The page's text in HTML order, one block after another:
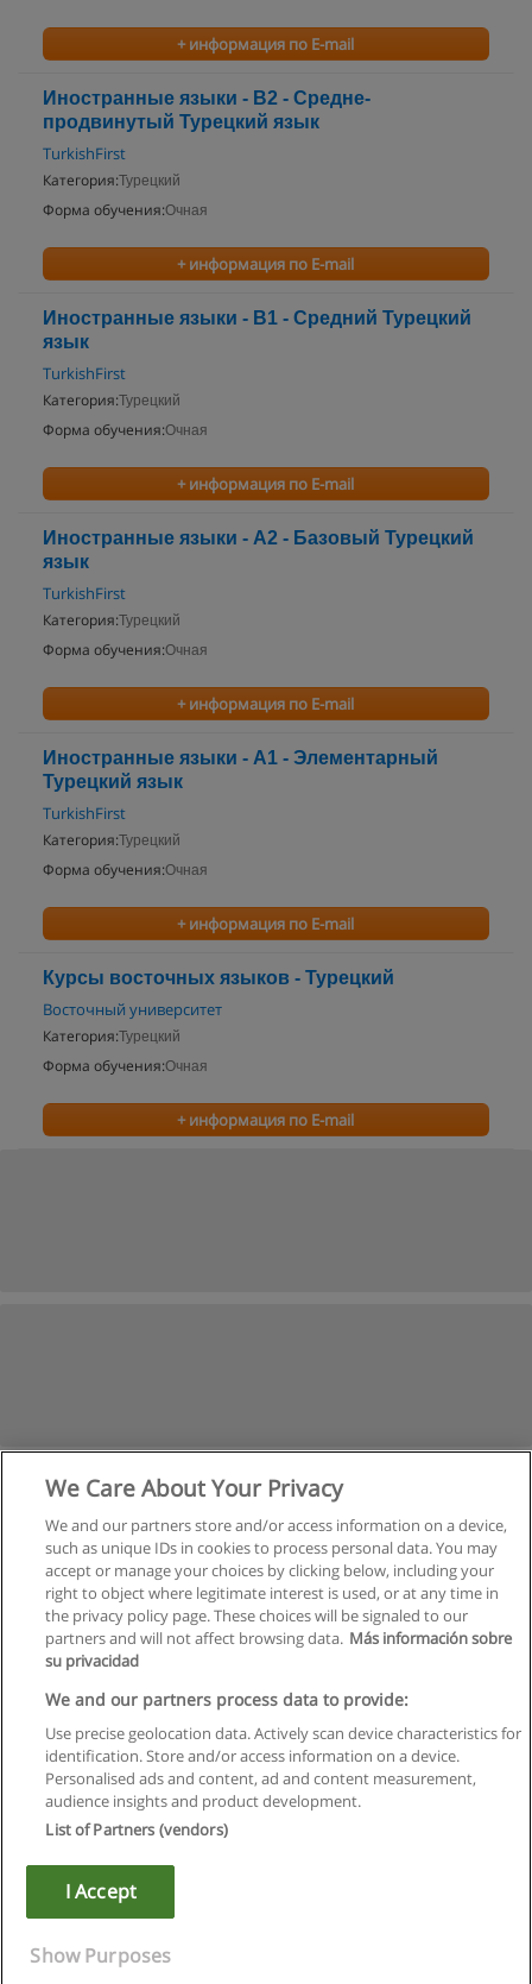
+ информация по E-mail
Иностранные языки - B2 - Средне-
продвинутый Турецкий язык
TurkishFirst
Категория:Турецкий
Форма обучения:Очная
+ информация по E-mail
Иностранные языки - B1 - Средний Турецкий
язык
TurkishFirst
Категория:Турецкий
Форма обучения:Очная
+ информация по E-mail
Иностранные языки - A2 - Базовый Турецкий
язык
TurkishFirst
Категория:Турецкий
Форма обучения:Очная
+ информация по E-mail
Иностранные языки - A1 - Элементарный
Турецкий язык
TurkishFirst
Категория:Турецкий
Форма обучения:Очная
+ информация по E-mail
Курсы восточных языков - Турецкий
Восточный университет
Категория:Турецкий
Форма обучения:Очная
+ информация по E-mail
Правила пользования
Конфиденциальность информации
Напишите Educaedu
Copyright © Educaedu Business S.L. - CIF : B-95610580: -
We Care About Your Privacy
We and our partners store and/or access information on a device,
such as unique IDs in cookies to process personal data. You may
accept or manage your choices by clicking below, including your
right to object where legitimate interest is used, or at any time in
the privacy policy page. These choices will be signaled to our
partners and will not affect browsing data. Más información sobre
su privacidad
We and our partners process data to provide:
Use precise geolocation data. Actively scan device characteristics for
identification. Store and/or access information on a device.
Personalised ads and content, ad and content measurement,
audience insights and product development.
List of Partners (vendors)
I Accept
Show Purposes